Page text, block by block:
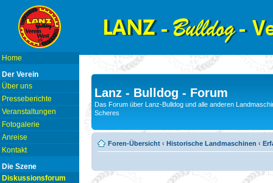
Home
Der Verein
Über uns
Presseberichte
Veranstaltungen
Fotogalerie
Anreise
Kontakt
Die Szene
Diskussionsforum
Lanz - Bulldog - Forum
Das Forum über Lanz-Bulldog und alle anderen
Scheres
Foren-Übersicht ‹ Historische Landmaschinen ‹